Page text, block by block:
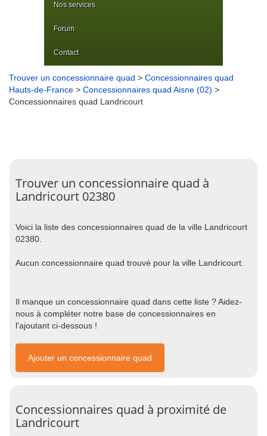
Nos services
Forum
Contact
Trouver un concessionnaire quad > Concessionnaires quad
Hauts-de-France > Concessionnaires quad Aisne (02) >
Concessionnaires quad Landricourt
Trouver un concessionnaire quad à
Landricourt 02380
Voici la liste des concessionnaires quad de la ville Landricourt
02380.
Aucun concessionnaire quad trouvé pour la ville Landricourt.
Il manque un concessionnaire quad dans cette liste ? Aidez-
nous à compléter notre base de concessionnaires en
l'ajoutant ci-dessous !
Ajouter un concessionnaire quad
Concessionnaires quad à proximité de
Landricourt